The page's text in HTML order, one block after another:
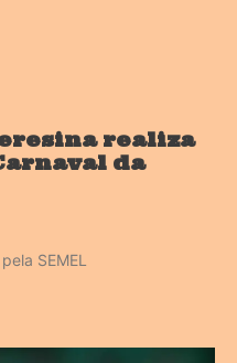
realiza
da
SEMEL